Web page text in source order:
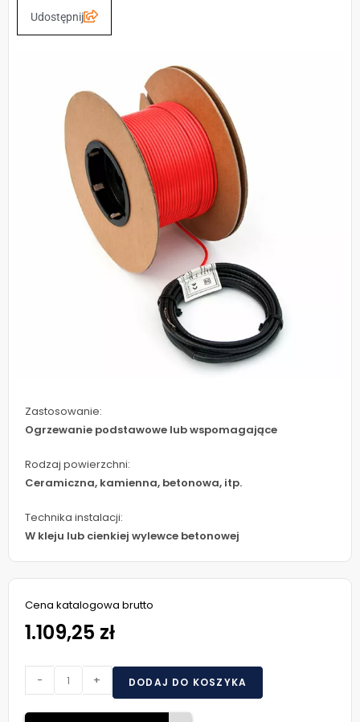
Udostępnij
Zastosowanie:
Ogrzewanie podstawowe lub wspomagające
Rodzaj powierzchni:
Ceramiczna, kamienna, betonowa, itp.
Technika instalacji:
W kleju lub cienkiej wylewce betonowej
Cena katalogowa brutto
1.109,25 zł
- + DODAJ DO KOSZYKA